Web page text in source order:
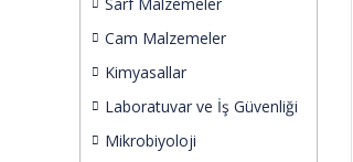
Cam Malzemeler
Kimyasallar
Laboratuvar ve İş Güvenliği
Mikrobiyoloji